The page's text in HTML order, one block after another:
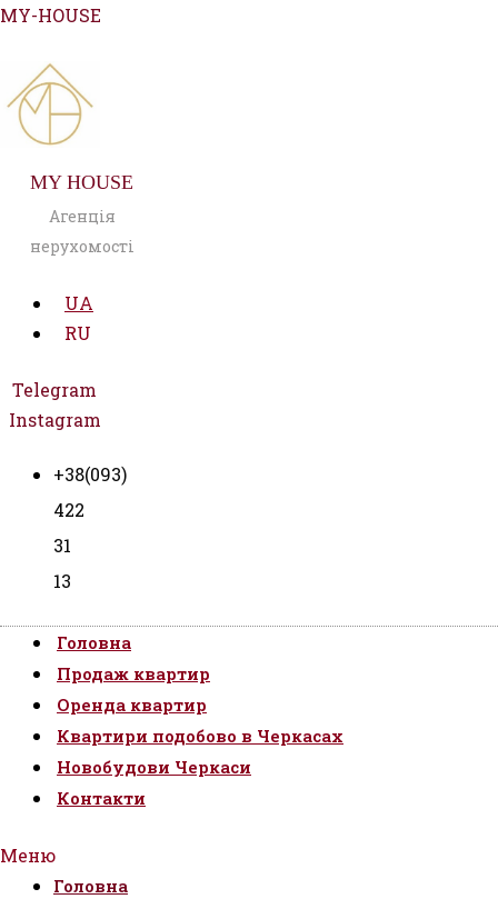
Перейти
вмісту
MY-HOUSE
MY HOUSE
Агенція
нерухомості
UA
RU
Telegram
Instagram
+38(093)
422
31
13
Головна
Продаж квартир
Оренда квартир
Квартири подобово в Черкасах
Новобудови Черкаси
Контакти
Меню
Головна